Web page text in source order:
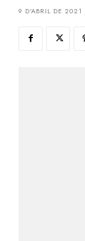
9 D'ABRIL DE 2021